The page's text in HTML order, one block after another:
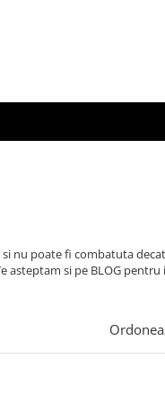
nu poate fi combatuta
asteptam si pe BLOG